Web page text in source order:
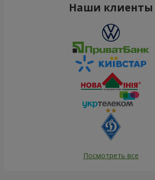
Наши клиенты
Посмотреть все